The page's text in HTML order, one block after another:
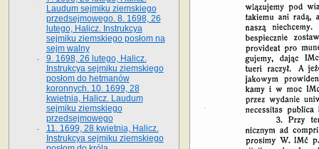
Laudum sejmiku ziemskiego
przedsejmowego. 8. 1698, 26
lutego, Halicz. Instrukcya
sejmiku ziemskiego posłom na
sejm walny
9. 1698, 26 lutego, Halicz.
Instrukcya sejmiku ziemskiego
posłom do hetmanów
koronnych. 10. 1699, 28
kwietnia, Halicz. Laudum
sejmiku ziemskiego
przedsejmowego
11. 1699, 28 kwietnia, Halicz.
Instrukcya sejmiku ziemskiego